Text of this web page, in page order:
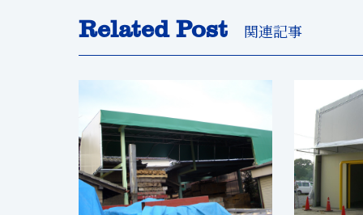
Related Post 関連記事